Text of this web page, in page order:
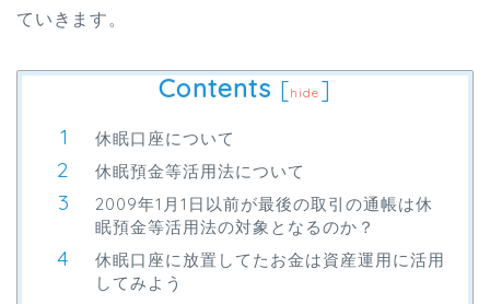
ていきます。
Contents [hide ]
休眠口座について
休眠預金等活用法について
2009年1月1日以前が最後の取引の通帳は休
眠預金等活用法の対象となるのか？
休眠口座に放置してたお金は資産運用に活用
してみよう